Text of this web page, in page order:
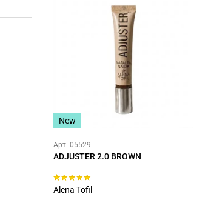
New
Арт: 05529
ADJUSTER 2.0 BROWN
Alena Tofil